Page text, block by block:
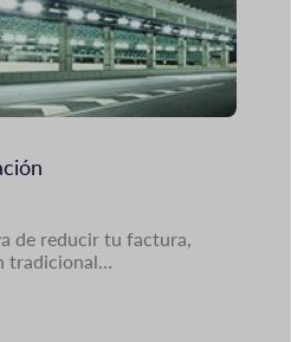
de reducir tu factura,
tradicional…